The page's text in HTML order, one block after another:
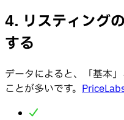
4. リスティング
する
データによると、「基本
ことが多いです。